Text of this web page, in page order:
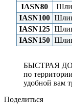
IASN80
IASN100
IASN125
IASN150
БЫСТРАЯ
по
удобной вам
Поделиться